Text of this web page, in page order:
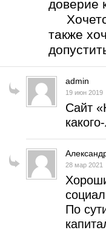
доверие
также
admin
19 июн 2019
Сайт
28 мар 2021
По